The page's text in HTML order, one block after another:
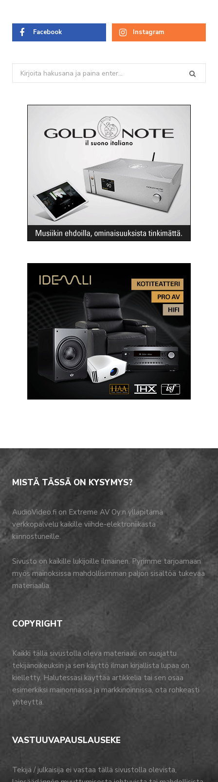
Facebook Instagram
Search
for:
MISTÄ TÄSSÄ ON KYSYMYS?
AudioVideo.fi on Extreme AV Oy:n ylläpitämä
verkkopalvelu kaikille viihde-elektroniikasta
kiinnostuneille.
Sivusto on kaikille lukijoille ilmainen. Pyrimme tarjoamaan
myös mainoksissa mahdollisimman paljon sisältöä tukevaa
materiaalia.
COPYRIGHT
Kaikki tällä sivustolla oleva materiaali on suojattu
tekijänoikeuksin ja sen käyttö ilman kirjallista lupaa on
kielletty. Halutessasi käyttää artikkelia tai sen osaa
esimerkiksi mainonnassa ja markkinoinnissa, ota rohkeasti
yhteyttä.
VASTUUVAPAUSLAUSEKE
Tekijä / julkaisija ei vastaa tällä sivustolla olevista,